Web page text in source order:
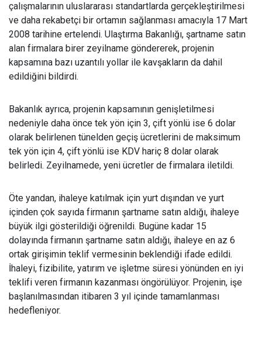
çalışmalarının uluslararası standartlarda gerçekleştirilmesi
ve daha rekabetçi bir ortamın sağlanması amacıyla 17 Mart
2008 tarihine ertelendi. Ulaştırma Bakanlığı, şartname satın
alan firmalara birer zeyilname göndererek, projenin
kapsamına bazı uzantılı yollar ile kavşakların da dahil
edildiğini bildirdi.
Bakanlık ayrıca, projenin kapsamının genişletilmesi
nedeniyle daha önce tek yön için 3, çift yönlü ise 6 dolar
olarak belirlenen tünelden geçiş ücretlerini de maksimum
tek yön için 4, çift yönlü ise KDV hariç 8 dolar olarak
belirledi. Zeyilnamede, yeni ücretler de firmalara iletildi.
Öte yandan, ihaleye katılmak için yurt dışından ve yurt
içinden çok sayıda firmanın şartname satın aldığı, ihaleye
büyük ilgi gösterildiği öğrenildi. Bugüne kadar 15
dolayında firmanın şartname satın aldığı, ihaleye en az 6
ortak girişimin teklif vermesinin beklendiği ifade edildi.
İhaleyi, fizibilite, yatırım ve işletme süresi yönünden en iyi
teklifi veren firmanın kazanması öngörülüyor. Projenin, işe
başlanılmasından itibaren 3 yıl içinde tamamlanması
hedefleniyor.